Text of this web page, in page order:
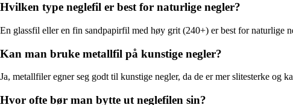
Hvilken type neglefil er best for naturlige negler?
En glassfil eller en fin sandpapirfil med høy grit (240+) er best for naturlige
Kan man bruke metallfil på kunstige negler?
Ja, metallfiler egner seg godt til kunstige negler, da de er mer slitesterke og
Hvor ofte bør man bytte ut neglefilen sin?